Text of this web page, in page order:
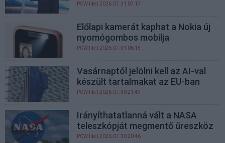
PCW.lite | 2026.07.31 07:17
Előlapi kamerát kaphat a Nokia új
nyomógombos mobilja
PCW.lite | 2026.07.31 06:15
Vasárnaptól jelölni kell az AI-val
készült tartalmakat az EU-ban
PCW.lite | 2026.07.30 21:49
Irányíthatatlanná vált a NASA
teleszkópját megmentő űreszköz
PCW.lite | 2026.07.30 20:46